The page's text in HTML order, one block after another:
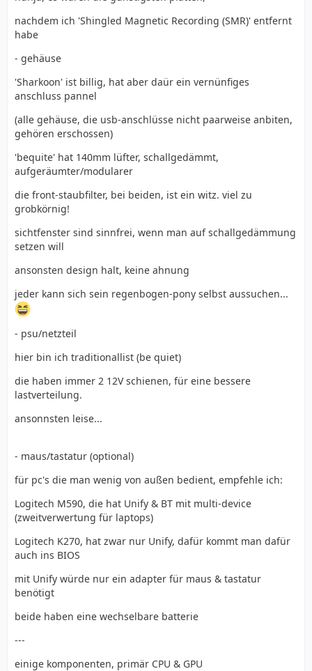
nachdem ich 'Shingled Magnetic Recording (SMR)' entfernt
habe
- gehäuse
'Sharkoon' ist billig, hat aber daür ein vernünfiges
anschluss pannel
(alle gehäuse, die usb-anschlüsse nicht paarweise anbiten,
gehören erschossen)
'bequite' hat 140mm lüfter, schallgedämmt,
aufgeräumter/modularer
die front-staubfilter, bei beiden, ist ein witz. viel zu
grobkörnig!
sichtfenster sind sinnfrei, wenn man auf schallgedämmung
setzen will
ansonsten design halt, keine ahnung
jeder kann sich sein regenbogen-pony selbst aussuchen...
- psu/netzteil
hier bin ich traditionallist (be quiet)
die haben immer 2 12V schienen, für eine bessere
lastverteilung.
ansonnsten leise...
- maus/tastatur (optional)
für pc's die man wenig von außen bedient, empfehle ich:
Logitech M590, die hat Unify & BT mit multi-device
(zweitverwertung für laptops)
Logitech K270, hat zwar nur Unify, dafür kommt man dafür
auch ins BIOS
mit Unify würde nur ein adapter für maus & tastatur
benötigt
beide haben eine wechselbare batterie
---
einige komponenten, primär CPU & GPU